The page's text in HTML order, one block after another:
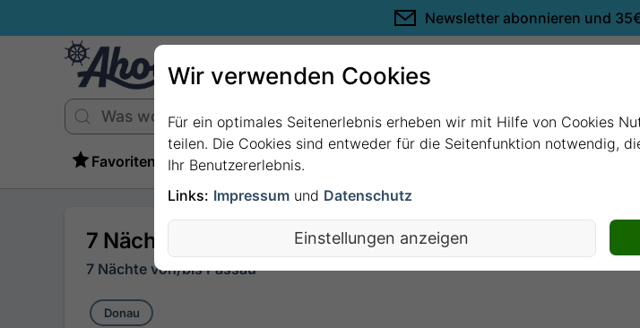
Newsletter abonnieren und
Favoriten
7 Nächte - Silvester auf der Donau (AME683) mit MS
7 Nächte von/bis Passau
Donau
Wir verwenden Cookies
Für ein optimales Seitenerlebnis erheben wir mit Hilfe von Cookies
teilen. Die Cookies sind entweder für die Seitenfunktion notwendig,
Ihr Benutzererlebnis.
Links: Impressum und Datenschutz
Einstellungen anzeigen